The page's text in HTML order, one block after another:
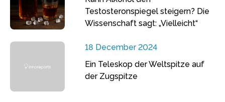
Testosteronspiegel steigern? Die
Wissenschaft sagt: „Vielleicht“
18 December 2024
Ein Teleskop der Weltspitze auf
der Zugspitze